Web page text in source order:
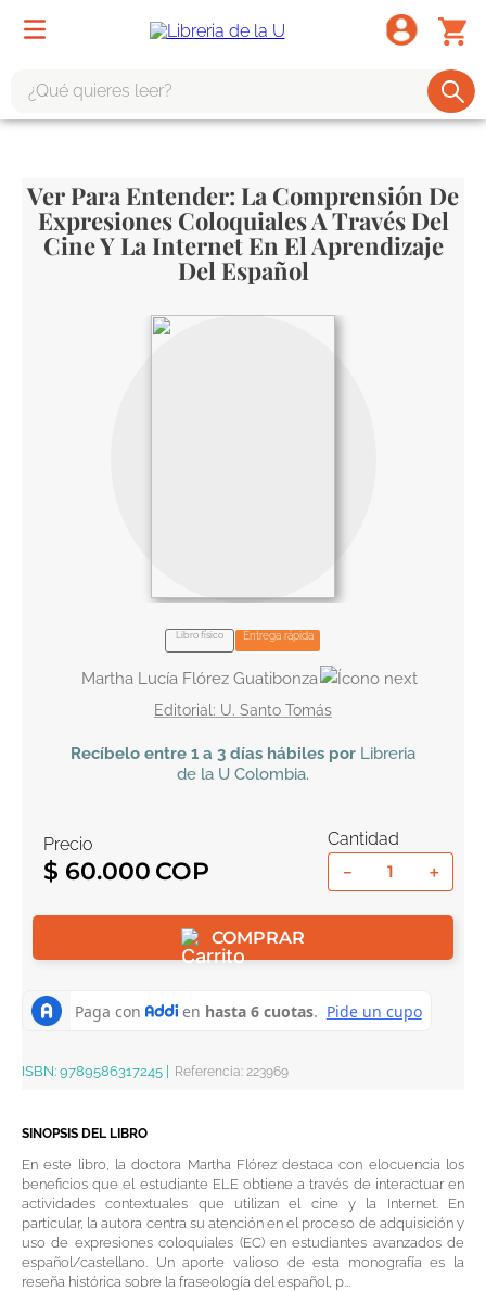
Ver Para Entender: La Comprensión De
Expresiones Coloquiales A Través Del
Cine Y La Internet En El Aprendizaje
Del Español
Libro físico Entrega rápida
Martha Lucía Flórez Guatibonza
U. Santo Tomás
Recíbelo entre 1 a 3 días hábiles por Libreria
de la U Colombia.
Precio
$ 60.000
Cantidad
＋
－
COMPRAR
ISBN: 9789586317245 Referencia: 223969
SINOPSIS DEL LIBRO
En este libro, la doctora Martha Flórez destaca con elocuencia los
beneficios que el estudiante ELE obtiene a través de interactuar en
actividades contextuales que utilizan el cine y la Internet. En
particular, la autora centra su atención en el proceso de adquisición y
uso de expresiones coloquiales (EC) en estudiantes avanzados de
español/castellano. Un aporte valioso de esta monografía es la
reseña histórica sobre la fraseología del español, p...
2.
tote bag -
3.
harry potter